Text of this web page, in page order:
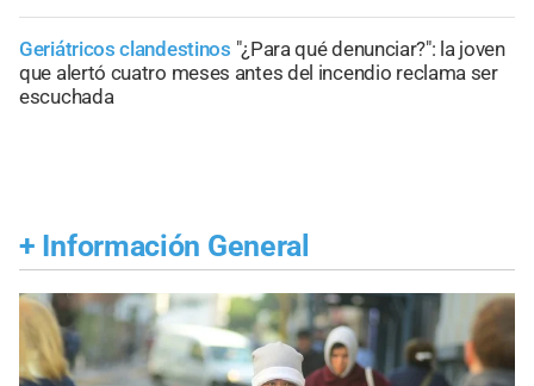
Geriátricos clandestinos "¿Para qué denunciar?": la joven
que alertó cuatro meses antes del incendio reclama ser
escuchada
+ Información General